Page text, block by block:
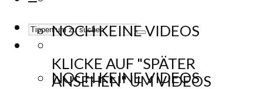
NOCH KEINE VIDEOS
KLICKE AUF "SPÄTER
ANSEHEN" UM VIDEOS
NOCH KEINE VIDEOS